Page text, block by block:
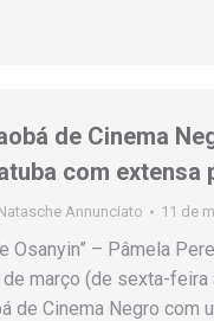
de Cinema
com
Annunciato 11 de
Osanyin” – Pâmela
março (de sexta-feira
de Cinema Negro com